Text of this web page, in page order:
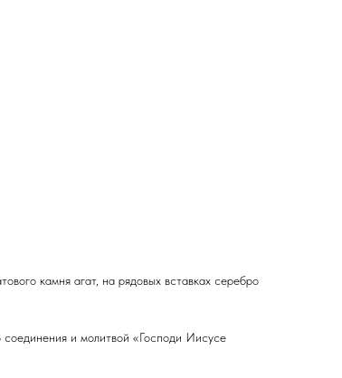
камня агат, на рядовых вставках серебро
и молитвой «Господи Иисусе